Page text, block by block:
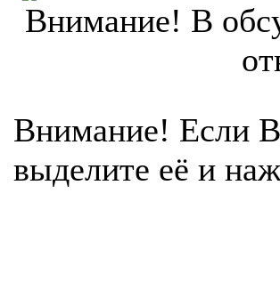
Внимание! В
Внимание! Если
выделите её и